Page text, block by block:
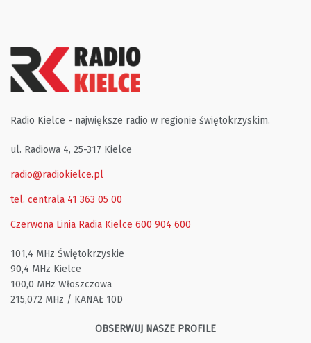
Radio Kielce - największe radio w regionie świętokrzyskim.
ul. Radiowa 4, 25-317 Kielce
radio@radiokielce.pl
tel. centrala 41 363 05 00
Czerwona Linia Radia Kielce 600 904 600
101,4 MHz Świętokrzyskie
90,4 MHz Kielce
100,0 MHz Włoszczowa
215,072 MHz / KANAŁ 10D
OBSERWUJ NASZE PROFILE